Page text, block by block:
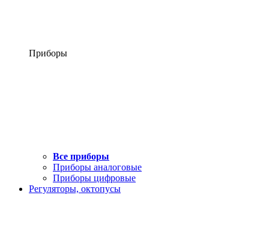
Приборы
Все приборы
Приборы аналоговые
Приборы цифровые
Регуляторы, октопусы